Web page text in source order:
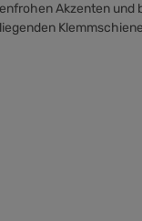
Akzenten